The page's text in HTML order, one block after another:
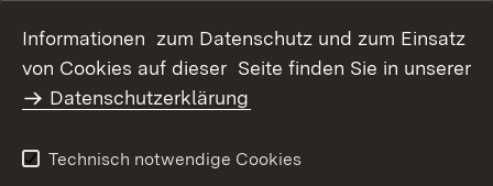
Barrierefreiheit
Benutzungshinweise
Impressum
Informationen zum Datenschutz und zum Einsatz
von Cookies auf dieser Seite finden Sie in unserer
Datenschutzerklärung
Technisch notwendige Cookies